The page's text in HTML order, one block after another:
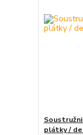
plátky /